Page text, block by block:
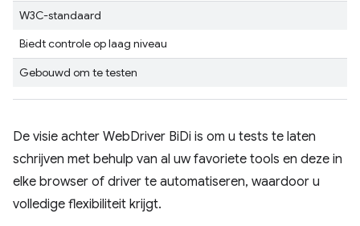
W3C-standaard
Biedt controle op laag niveau
Gebouwd om te testen
De visie achter WebDriver BiDi is om u tests te laten
schrijven met behulp van al uw favoriete tools en deze in
elke browser of driver te automatiseren, waardoor u
volledige flexibiliteit krijgt.